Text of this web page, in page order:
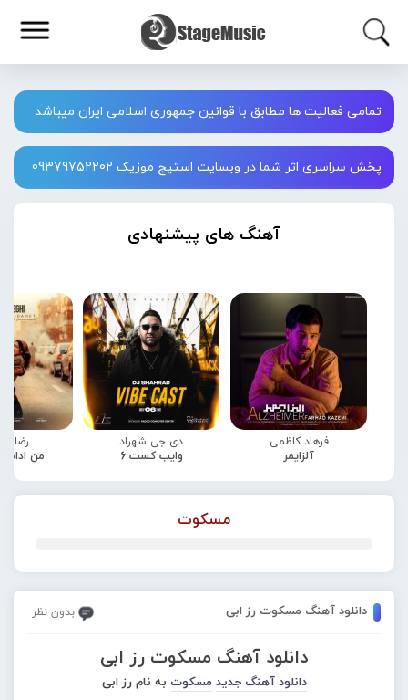
تمامی فعالیت ها مطابق با قوانین جمهوری اسلامی ایران میباشد
پخش سراسری اثر شما در وبسایت استیج موزیک 09379752202
آهنگ های پیشنهادی
فرهاد کاظمی
آلزایمر
دی جی شهراد
وایب کست 6
رضا
من
مسکوت
دانلود آهنگ مسکوت رز ابی بدون نظر
دانلود آهنگ مسکوت رز ابی
دانلود آهنگ جدید مسکوت به نام رز ابی